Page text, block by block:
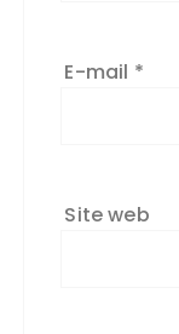
E-mail *
Site web